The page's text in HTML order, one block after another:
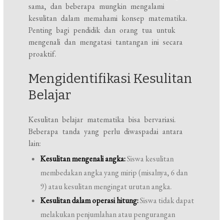
sama, dan beberapa mungkin mengalami
kesulitan dalam memahami konsep matematika.
Penting bagi pendidik dan orang tua untuk
mengenali dan mengatasi tantangan ini secara
proaktif.
Mengidentifikasi Kesulitan
Belajar
Kesulitan belajar matematika bisa bervariasi.
Beberapa tanda yang perlu diwaspadai antara
lain:
Kesulitan mengenali angka:Siswa kesulitan
membedakan angka yang mirip (misalnya, 6 dan
9) atau kesulitan mengingat urutan angka.
Kesulitan dalam operasi hitung:Siswa tidak dapat
melakukan penjumlahan atau pengurangan